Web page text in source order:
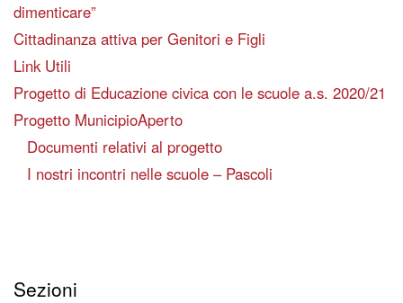
dimenticare”
Cittadinanza attiva per Genitori e Figli
Link Utili
Progetto di Educazione civica con le scuole a.s. 2020/21
Progetto MunicipioAperto
Documenti relativi al progetto
I nostri incontri nelle scuole – Pascoli
Sezioni